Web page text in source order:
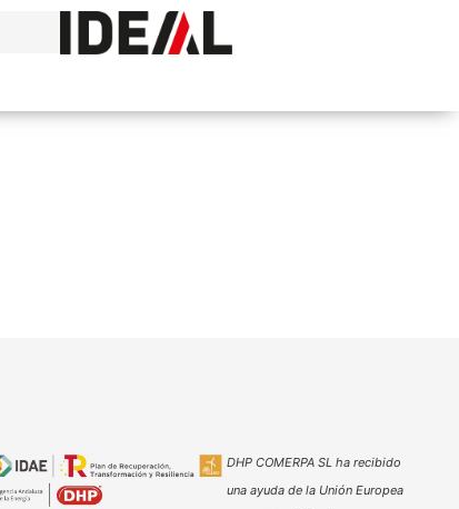
DHP COMERPA SL ha recibido
una ayuda de la Unión Europea